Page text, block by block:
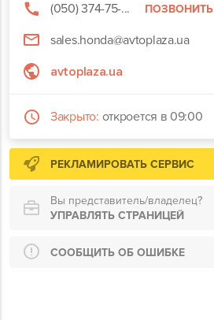
(050) 374-75-...
ПОЗВОНИТЬ
sales.honda@avtoplaza.ua
avtoplaza.ua
Закрыто: откроется в 09:00
РЕКЛАМИРОВАТЬ СЕРВИС
Вы представитель/владелец?
УПРАВЛЯТЬ СТРАНИЦЕЙ
СООБЩИТЬ ОБ ОШИБКЕ